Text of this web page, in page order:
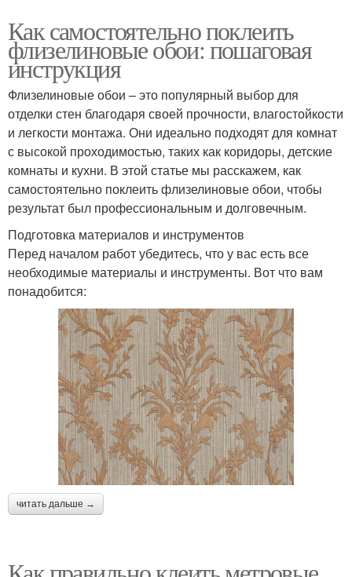
Как самостоятельно поклеить
флизелиновые обои: пошаговая
инструкция
Флизелиновые обои – это популярный выбор для
отделки стен благодаря своей прочности, влагостойкости
и легкости монтажа. Они идеально подходят для комнат
с высокой проходимостью, таких как коридоры, детские
комнаты и кухни. В этой статье мы расскажем, как
самостоятельно поклеить флизелиновые обои, чтобы
результат был профессиональным и долговечным.
Подготовка материалов и инструментов
Перед началом работ убедитесь, что у вас есть все
необходимые материалы и инструменты. Вот что вам
понадобится:
читать дальше →